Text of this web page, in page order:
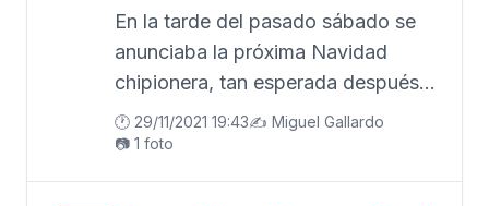
En la tarde del pasado sábado se
anunciaba la próxima Navidad
chipionera, tan esperada después
de cómo hubo que afrontarse la
pasada. La encargada de ello fue
🕐 29/11/2021 19:43✍️ Miguel Gallardo
📷 1 foto